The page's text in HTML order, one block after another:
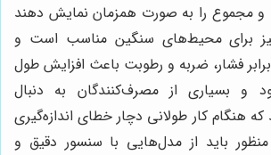
و مجموع را به صورت همزمان نمایش دهند
برای محیط‌های سنگین مناسب است و
فشار، ضربه و رطوبت باعث افزایش طول
و بسیاری از مصرف‌کنندگان به دنبال
هنگام کار طولانی دچار خطای اندازه‌گیری
باید از مدل‌هایی با سنسور دقیق و